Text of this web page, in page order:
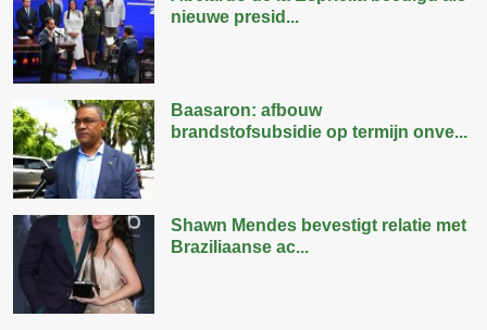
nieuwe presid...
Baasaron: afbouw
brandstofsubsidie op termijn onve...
Shawn Mendes bevestigt relatie met
Braziliaanse ac...